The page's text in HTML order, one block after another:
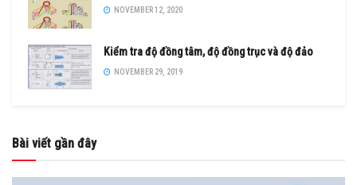
NOVEMBER 12, 2020
Kiểm tra độ đồng tâm, độ đồng trục và độ đảo
NOVEMBER 29, 2019
Bài viết gần đây